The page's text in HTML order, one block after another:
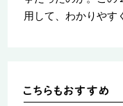
用して、わかりやす